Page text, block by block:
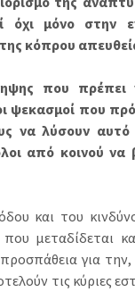
όχι μόνο στην
κόπρου
που πρέπει
ψεκασμοί που
να λύσουν
από κοινού να
και του
μεταδίδεται
για
τις κύριες